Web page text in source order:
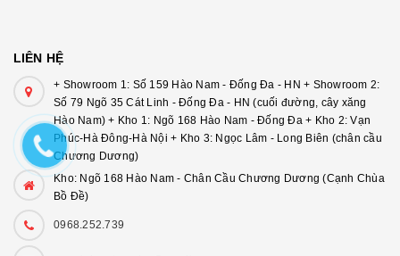
LIÊN HỆ
+ Showroom 1: Số 159 Hào Nam - Đống Đa - HN + Showroom 2:
Số 79 Ngõ 35 Cát Linh - Đống Đa - HN (cuối đường, cây xăng
Hào Nam) + Kho 1: Ngõ 168 Hào Nam - Đống Đa + Kho 2: Vạn
Phúc-Hà Đông-Hà Nội + Kho 3: Ngọc Lâm - Long Biên (chân cầu
Chương Dương)
Kho: Ngõ 168 Hào Nam - Chân Cầu Chương Dương (Cạnh Chùa
Bồ Đề)
0968.252.739